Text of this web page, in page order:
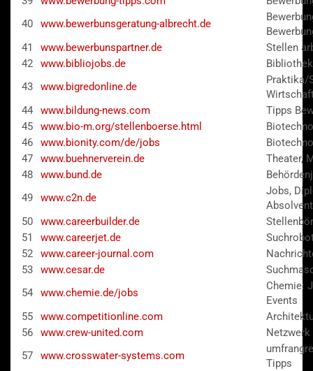
40
www.bewerbunsgeratung-albrecht.de
41
www.bewerbunspartner.de
Stellen
42
www.bibliojobs.de
43
www.bigredonline.de
Praktika/
44
www.bildung-news.com
Tipps
45
www.bio-m.org/stellenboerse.html
46
www.bionity.com/de/jobs
47
www.buehnerverein.de
Theater,
48
www.bund.de
49
www.c2n.de
Jobs,
50
www.careerbuilder.de
51
www.careerjet.de
52
www.career-journal.com
53
www.cesar.de
54
www.chemie.de/jobs
Chemie:
Events
55
www.competitionline.com
56
www.crew-united.com
57
www.crosswater-systems.com
Tipps